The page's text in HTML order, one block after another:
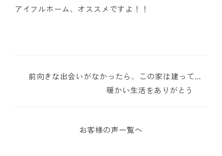
アイフルホーム、オススメですよ！！
前向きな出会いがなかったら、この家は建ってい
お客様の声一覧へ
暖かい生活をありがとう